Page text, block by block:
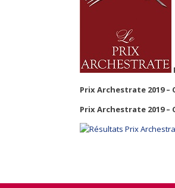
Prix Archestrate 2019 –
Prix Archestrate 2019 –